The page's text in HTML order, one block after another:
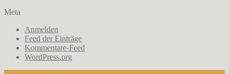
Meta
Anmelden
Feed der Einträge
Kommentare-Feed
WordPress.org